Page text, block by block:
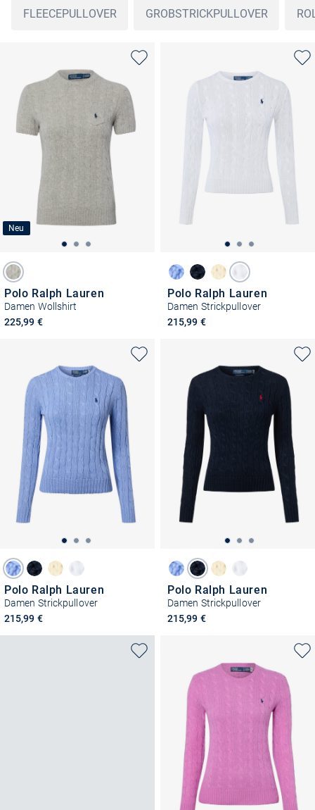
FLEECEPULLOVER GROBSTRICKPULLOVER
Neu
Polo Ralph Lauren
Damen Wollshirt
225,99 €
Polo Ralph Lauren
Damen Strickpullover
215,99 €
Polo Ralph Lauren
Damen Strickpullover
215,99 €
Polo Ralph Lauren
Damen Strickpullover
215,99 €